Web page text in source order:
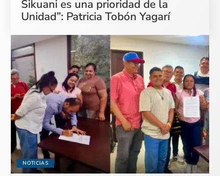
Sikuani es una prioridad de la
Unidad”: Patricia Tobón Yagarí
NOTICIAS